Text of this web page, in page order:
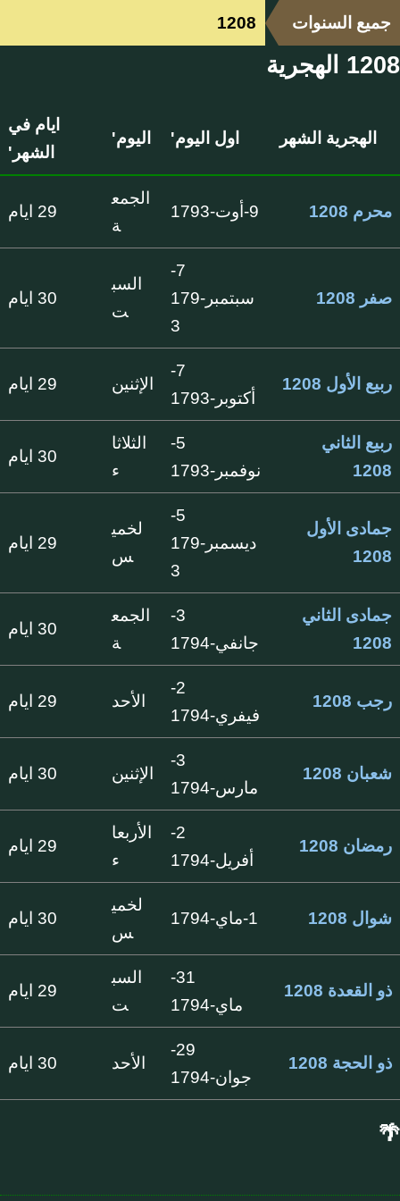
جميع السنوات 1208
1208 الهجرية
الهجرية الشهر اول اليوم' اليوم'
ايام في
الشهر'
محرم 1208 9-أوت-1793
الجمع
ة
29 ايام
صفر 1208
7-
سبتمبر-179
3
السب
ت
30 ايام
ربيع الأول 1208
7-
أكتوبر-1793
الإثنين 29 ايام
ربيع الثاني
1208
5-
نوفمبر-1793
الثلاثا
ء
30 ايام
جمادى الأول
1208
5-
ديسمبر-179
3
لخمي
س
29 ايام
جمادى الثاني
1208
3-
جانفي-1794
الجمع
ة
30 ايام
رجب 1208
2-
فيفري-1794
الأحد 29 ايام
شعبان 1208
3-
مارس-1794
الإثنين 30 ايام
رمضان 1208
2-
أفريل-1794
الأربعا
ء
29 ايام
شوال 1208 1-ماي-1794
لخمي
س
30 ايام
ذو القعدة 1208
31-
ماي-1794
السب
ت
29 ايام
ذو الحجة 1208
29-
جوان-1794
الأحد 30 ايام
🌴